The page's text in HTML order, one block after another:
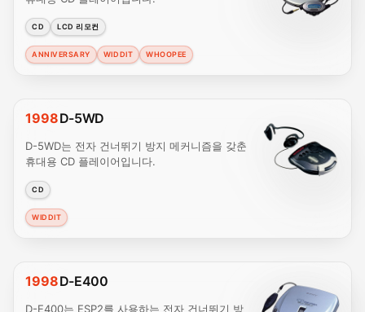
CD LCD 리모컨
ANNIVERSARY WIDDIT WHOOPEE
1998D-5WD
D-5WD는 전자 건너뛰기 방지 메커니즘을 갖춘
휴대용 CD 플레이어입니다.
CD
WIDDIT
1998D-E400
D-E400는 ESP2를 사용하는 전자 건너뛰기 방